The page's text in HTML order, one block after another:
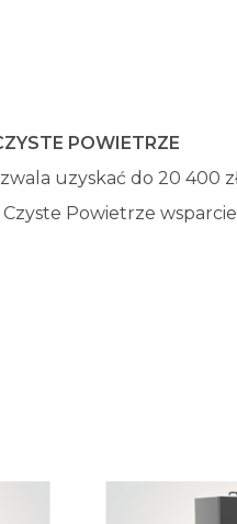
POWIETRZE
uzyskać do 20 400
Powietrze